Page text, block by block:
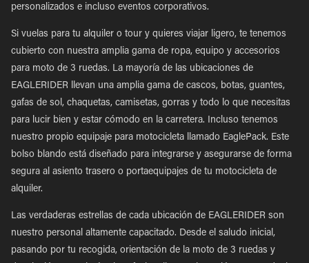
personalizados e incluso eventos corporativos.
Si vuelas para tu alquiler o tour y quieres viajar ligero, te tenemos
cubierto con nuestra amplia gama de ropa, equipo y accesorios
para moto de 3 ruedas. La mayoría de las ubicaciones de
EAGLERIDER llevan una amplia gama de cascos, botas, guantes,
gafas de sol, chaquetas, camisetas, gorras y todo lo que necesitas
para lucir bien y estar cómodo en la carretera. Incluso tenemos
nuestro propio equipaje para motocicleta llamado EaglePack. Este
bolso blando está diseñado para integrarse y asegurarse de forma
segura al asiento trasero o portaequipajes de tu motocicleta de
alquiler.
Las verdaderas estrellas de cada ubicación de EAGLERIDER son
nuestro personal altamente capacitado. Desde el saludo inicial,
pasando por tu recogida, orientación de la moto de 3 ruedas y